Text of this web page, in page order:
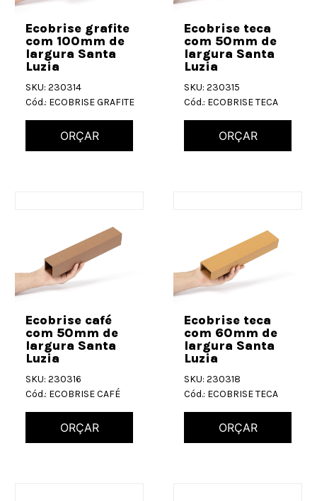
Ecobrise grafite
com 100mm de
largura Santa
Luzia
SKU: 230314
Cód.: ECOBRISE GRAFITE
ORÇAR
Ecobrise teca
com 50mm de
largura Santa
Luzia
SKU: 230315
Cód.: ECOBRISE TECA
ORÇAR
Ecobrise café
com 50mm de
largura Santa
Luzia
SKU: 230316
Cód.: ECOBRISE CAFÉ
ORÇAR
Ecobrise teca
com 60mm de
largura Santa
Luzia
SKU: 230318
Cód.: ECOBRISE TECA
ORÇAR